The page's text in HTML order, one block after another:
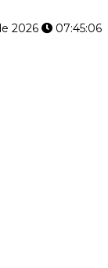
2026 07:45:07